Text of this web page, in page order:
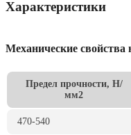
Характеристики
Механические свойства
Предел прочности, Н/
мм2
470-540